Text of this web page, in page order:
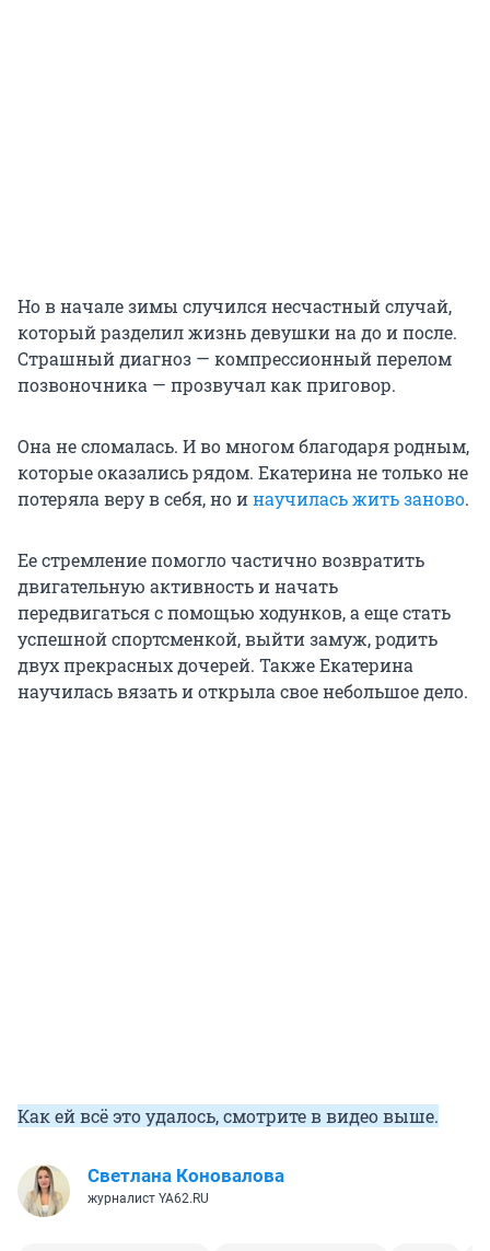
Но в начале зимы случился несчастный случай,
который разделил жизнь девушки на до и после.
Страшный диагноз — компрессионный перелом
позвоночника — прозвучал как приговор.
Она не сломалась. И во многом благодаря родным,
которые оказались рядом. Екатерина не только не
потеряла веру в себя, но инаучилась жить заново.
Ее стремление помогло частично возвратить
двигательную активность и начать
передвигаться с помощью ходунков, а еще стать
успешной спортсменкой, выйти замуж, родить
двух прекрасных дочерей. Также Екатерина
научилась вязать и открыла свое небольшое дело.
Как ей всё это удалось, смотрите в видео выше.
Светлана Коновалова
журналист YA62.RU